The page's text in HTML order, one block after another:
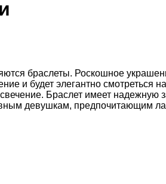
браслеты. Роскошное
и будет элегантно смотреться
Браслет имеет надежную
девушкам, предпочитающим